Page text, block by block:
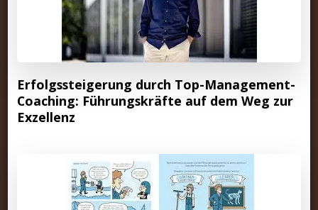
Erfolgssteigerung durch Top-Management-
Coaching: Führungskräfte auf dem Weg zur
Exzellenz